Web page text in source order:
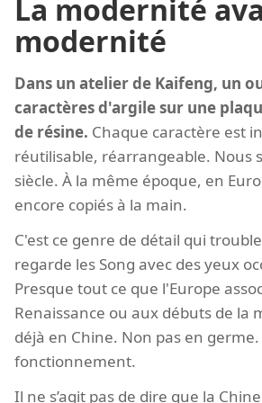
La modernité
modernité
Dans un atelier de Kaifeng, un
caractères d'argile sur une
de résine. Chaque caractère est
réutilisable, réarrangeable. Nous
siècle. À la même époque, en
encore copiés à la main.
C'est ce genre de détail qui
regarde les Song avec des yeux
Presque tout ce que l'Europe
Renaissance ou aux débuts de la
déjà en Chine. Non pas en germe.
fonctionnement.
Il ne s’agit pas de dire que la